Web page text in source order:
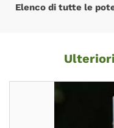
Elenco di tutte le